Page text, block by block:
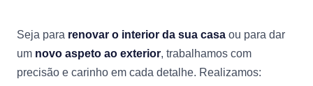
Seja para renovar o interior da sua casa ou para dar
um novo aspeto ao exterior, trabalhamos com
precisão e carinho em cada detalhe. Realizamos: